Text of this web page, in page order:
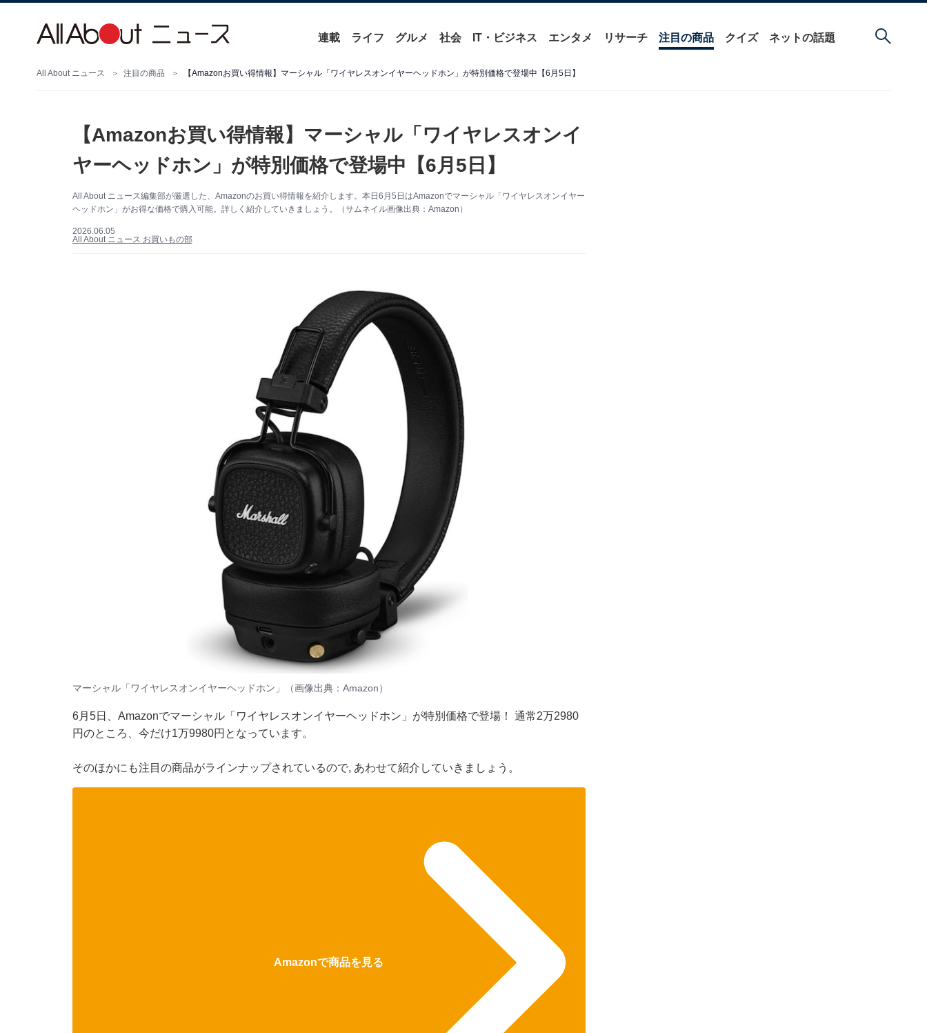
連載 ライフ グルメ 社会 IT・ビジネス エンタメ リサーチ 注目の商品 クイズ ネットの話題
All About ニュース 注目の商品 【Amazonお買い得情報】マーシャル「ワイヤレスオンイヤーヘッドホン」が特別価格で登場中【6月5日】
【Amazonお買い得情報】マーシャル「ワイヤレスオンイ
ヤーヘッドホン」が特別価格で登場中【6月5日】
All About ニュース編集部が厳選した、Amazonのお買い得情報を紹介します。本日6月5日はAmazonでマーシャル「ワイヤレスオンイヤー
ヘッドホン」がお得な価格で購入可能。詳しく紹介していきましょう。（サムネイル画像出典：Amazon）
2026.06.05
All About ニュース お買いもの部
マーシャル「ワイヤレスオンイヤーヘッドホン」（画像出典：Amazon）
6月5日、 Amazonでマーシャル「ワイヤレスオンイヤーヘッドホン」が特別価格で登場！ 通常2万2980
円のところ、今だけ1万9980円となっています。
そのほかにも注目の商品がラインナップされているので, あわせて紹介していきましょう。
Amazonで商品を見る